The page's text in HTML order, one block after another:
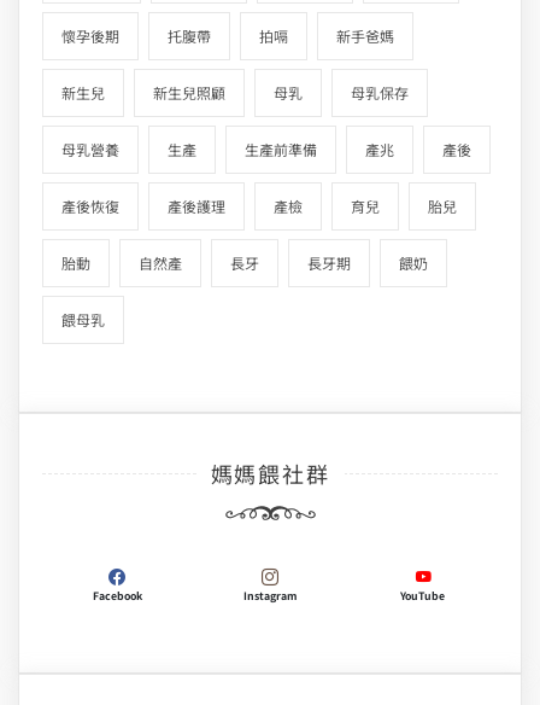
懷孕後期 托腹帶 拍嗝 新手爸媽
新生兒 新生兒照顧 母乳 母乳保存
母乳營養 生產 生產前準備 產兆 產後
產後恢復 產後護理 產檢 育兒 胎兒
胎動 自然產 長牙 長牙期 餵奶
餵母乳
媽媽餵社群
Facebook Instagram YouTube